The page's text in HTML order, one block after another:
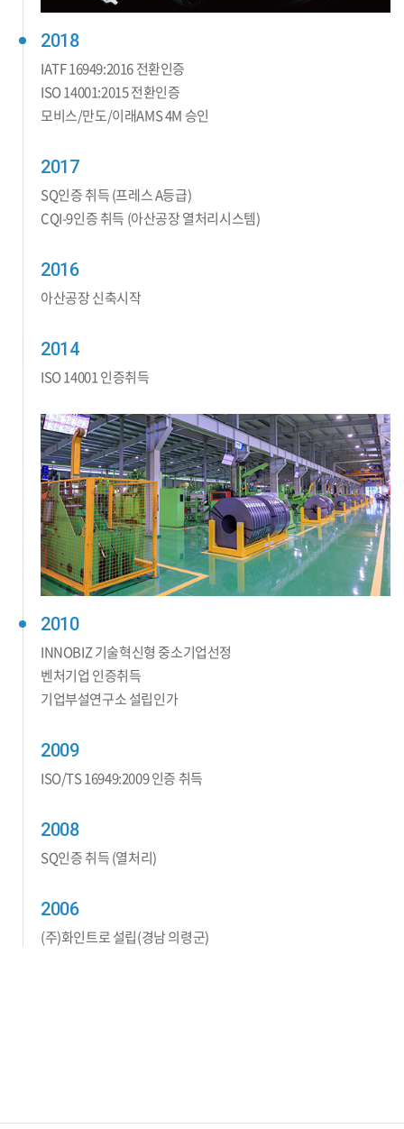
2018
IATF 16949:2016 전환인증
ISO 14001:2015 전환인증
모비스/만도/이래AMS 4M 승인
2017
SQ인증 취득 (프레스 A등급)
CQI-9인증 취득 (아산공장 열처리시스템)
2016
아산공장 신축시작
2014
ISO 14001 인증취득
2010
INNOBIZ 기술혁신형 중소기업선정
벤처기업 인증취득
기업부설연구소 설립인가
2009
ISO/TS 16949:2009 인증 취득
2008
SQ인증 취득 (열처리)
2006
(주)화인트로 설립(경남 의령군)